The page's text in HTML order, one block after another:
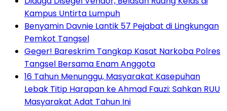
Kampus Untirta Lumpuh
Benyamin Davnie Lantik 57 Pejabat di Lingkungan
Pemkot Tangsel
Geger! Bareskrim Tangkap Kasat Narkoba Polres
Tangsel Bersama Enam Anggota
16 Tahun Menunggu, Masyarakat Kasepuhan
Lebak Titip Harapan ke Ahmad Fauzi: Sahkan RUU
Masyarakat Adat Tahun Ini